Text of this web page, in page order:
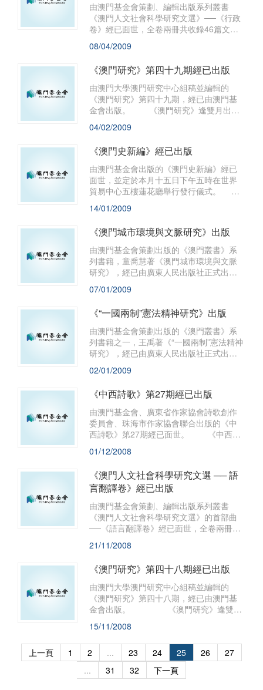
由澳門基金會策劃、編輯出版系列叢書
《澳門人文社會科學研究文選》──《行政
卷》經已面世，全卷兩冊共收錄46篇文
章，由澳門理工學院公共行政高等學校婁
勝華副教授主編。 澳門基金會分別於
2004年及2006年主辦了首屆澳門人文社會
科學研究優秀成果評奬活動及首屆澳門人
文社會科學大會，為進一步推動澳門人文
社會科學的發展創造了良好的條件。為
此，澳門基金會策劃組織《澳門人文社會
科學研究文選》的編輯工作，目的為對過
去四分之一世紀的澳門研究學術成果進行
研究文選》一套12卷，
08/04/2009
《澳門研究》第四十九期經已出版
由澳門大學澳門研究中心組稿並編輯的
《澳門研究》第四十九期，經已由澳門基
金會出版。 《澳門研究》逢雙月出
版，迄今已出版四十九期，旨在研究澳門
社會問題、服務社會，推動本澳學術研究
與交流，力求發揮學術為社會服務的積極
功能。
04/02/2009
《澳門史新編》經已出版
由澳門基金會出版的《澳門史新編》經已
面世，並定於本月十五日下午五時在世界
貿易中心五樓蓮花廳舉行發行儀式。
為利用近年澳門歷史研究中所發現的新資
料、綜合各方新觀點，從新的角度對澳門
歷史各個專題進行一次系統而全面的研
究，澳門基金會集合中外五十多位歷史研
究者，歷時四年編輯出版了一套四冊的
《澳門史新編》。
14/01/2009
《澳門城市環境與文脈研究》出版
由澳門基金會策劃出版的《澳門叢書》系
列書籍，童喬慧著《澳門城市環境與文脈
研究》，經已由廣東人民出版社正式出
版。全書共分五章，約二十二萬字。
07/01/2009
《“一國兩制”憲法精神研究》出版
由澳門基金會策劃出版的《澳門叢書》系
列書籍之一，王禹著《“一國兩制”憲法精神
研究》，經已由廣東人民出版社正式出
版。 《“一國兩制”憲法精神研究》收
錄作者近年就“一國兩制”與基本法方面發表
的七篇學術論文，全書約二十五萬字。這
些論文探討“一國兩制”與港澳基本法的基本
理論以及實施過程中的一些具體問題，內
容涉及“一國兩制”的原則及其憲法學意義，
單一制理論及其分類問題，國家行為和政
治問題，法院管轄權的概念及其內在限制
和外在限制，以及全國人大及其常委會在
制度的演變...
02/01/2009
《中西詩歌》第27期經已出版
由澳門基金會、廣東省作家協會詩歌創作
委員會、珠海市作家協會聯合出版的《中
西詩歌》第27期經已面世。 《中西詩
歌》為雙月刊，以自由、包容、溝通為宗
旨，立足澳門，面向全國，為澳門以及其
他國家和地區的詩人提供展示自我的平
臺。《中西詩歌》以豐富澳門的詩歌傳
統，樹立澳門美好的文化形象為己任，逐
步成為宣傳和推廣澳門文化的一個園地。
01/12/2008
《澳門人文社會科學研究文選 ── 語
言翻譯卷》經已出版
由澳門基金會策劃、編輯出版系列叢書
《澳門人文社會科學研究文選》的首部曲
──《語言翻譯卷》經已面世，全卷兩冊共
收錄46篇文章，由著名語言學者程祥徽教
授主編。
21/11/2008
《澳門研究》第四十八期經已出版
由澳門大學澳門研究中心組稿並編輯的
《澳門研究》第四十八期，經已由澳門基
金會出版。 《澳門研究》逢雙月
出版，迄今已出版四十八期，旨在研究澳
門社會問題、服務社會，推動本澳學術研
究與交流，力求發揮學術為社會服務的積
極功能。
15/11/2008
上一頁 1 2 ... 23 24 25 26
27
...
31 32 下一頁